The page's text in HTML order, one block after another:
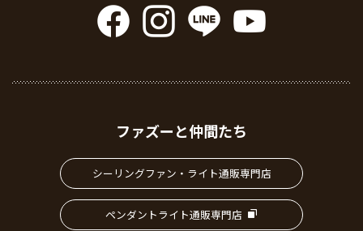
ファズーと仲間たち
シーリングファン・ライト通販専門店
ペンダントライト通販専門店